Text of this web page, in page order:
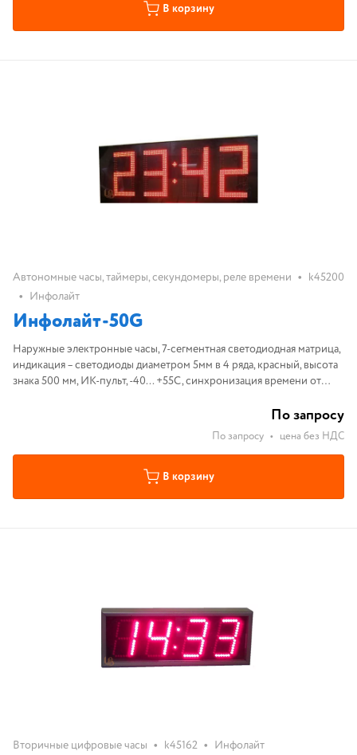
В корзину
Автономные часы, таймеры, секундомеры, реле времени • k45200
• Инфолайт
Инфолайт-50G
Наружные электронные часы, 7-сегментная светодиодная матрица,
индикация – светодиоды диаметром 5мм в 4 ряда, красный, высота
знака 500 мм, ИК-пульт, -40... +55С, синхронизация времени от
По запросу
По запросу • цена без НДС
В корзину
Вторичные цифровые часы • k45162 • Инфолайт